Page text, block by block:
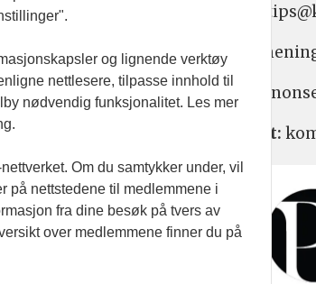
Nyhetstips:
Meninger:
Annonse:
Abonnement:
og lignende verktøy
nettlesere, tilpasse innhold til
nødvendig funksjonalitet. Les mer
Om du samtykker under, vil
på nettstedene til medlemmene i
fra dine besøk på tvers av
over medlemmene finner du på